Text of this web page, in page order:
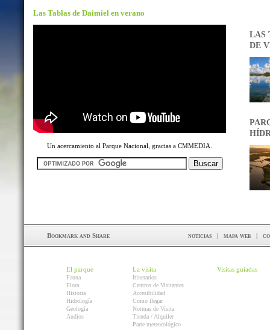
Las Tablas de Daimiel en verano
Un acercamiento al Parque Nacional, gracias a CMMEDIA.
LAS
DE
noticias | mapa web |
El parque
Fauna
Flora
Historia
Hidrología
Geología
Audios
La visita
Itinerarios
Centros de Visitantes
Accesibilidad
Como llegar
Normas de Visita
Tienda / Alquiler
Parte meteorológico
Visitas guiadas